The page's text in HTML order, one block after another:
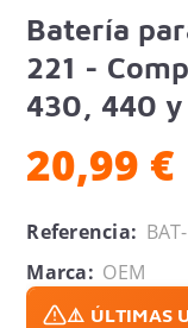
Batería
221 -
430, 440
20,99 €
Referencia:
Marca: OEM
⚠️ ÚLTIMAS